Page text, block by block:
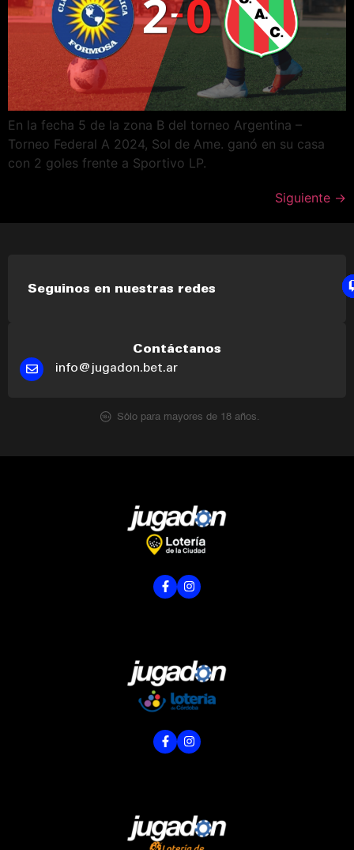
En la fecha 5 de la zona B del torneo Argentina –
Torneo Federal A 2024, Sol de Ame. ganó en su casa
con 2 goles frente a Sportivo LP.
Siguiente →
Seguinos en nuestras redes
Contáctanos
info@jugadon.bet.ar
Sólo para mayores de 18 años.